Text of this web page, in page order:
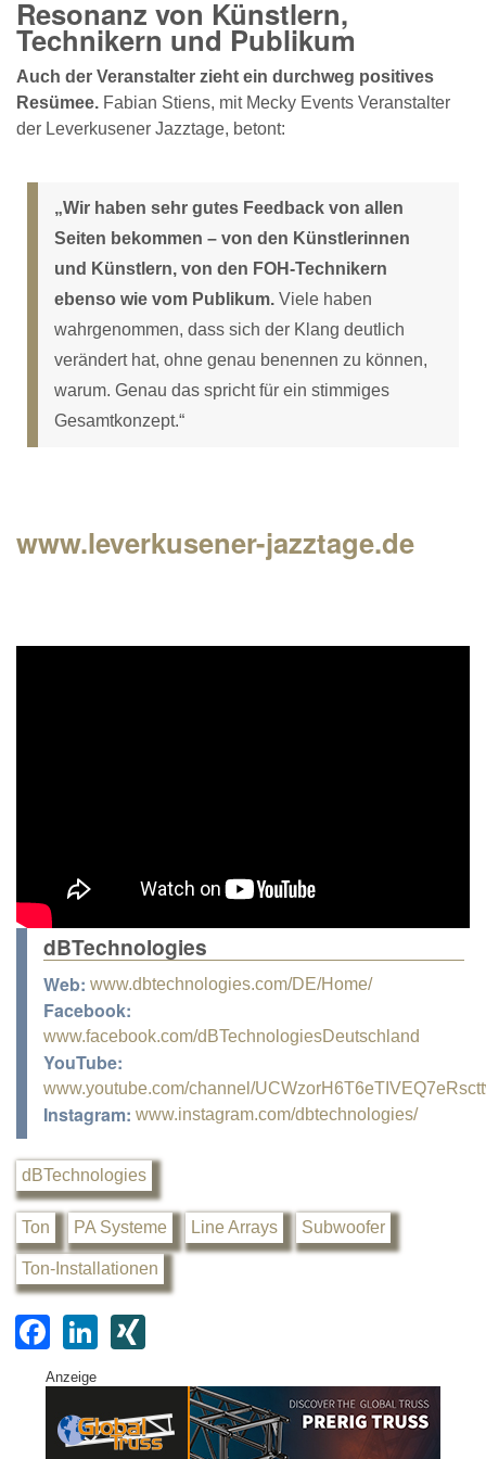
Resonanz von Künstlern,
Technikern und Publikum
Auch der Veranstalter zieht ein durchweg positives
Resümee. Fabian Stiens, mit Mecky Events Veranstalter
der Leverkusener Jazztage, betont:
„Wir haben sehr gutes Feedback von allen
Seiten bekommen – von den Künstlerinnen
und Künstlern, von den FOH-Technikern
ebenso wie vom Publikum. Viele haben
wahrgenommen, dass sich der Klang deutlich
verändert hat, ohne genau benennen zu können,
warum. Genau das spricht für ein stimmiges
Gesamtkonzept.“
www.leverkusener-jazztage.de
dBTechnologies
Web: www.dbtechnologies.com/DE/Home/
Facebook:
www.facebook.com/dBTechnologiesDeutschland
YouTube:
www.youtube.com/channel/
Instagram: www.instagram.com/dbtechnologies/
dBTechnologies
Ton PA Systeme Line Arrays Subwoofer
Ton-Installationen
F
a
c
e
Li
k
e
G
Anzeige